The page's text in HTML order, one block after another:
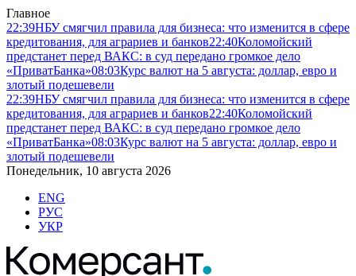
Главное
22:39НБУ смягчил правила для бизнеса: что изменится в сфере
кредитования, для аграриев и банков22:40Коломойский
предстанет перед ВАКС: в суд передано громкое дело
«ПриватБанка»08:03Курс валют на 5 августа: доллар, евро и
злотый подешевели
22:39НБУ смягчил правила для бизнеса: что изменится в сфере
кредитования, для аграриев и банков22:40Коломойский
предстанет перед ВАКС: в суд передано громкое дело
«ПриватБанка»08:03Курс валют на 5 августа: доллар, евро и
злотый подешевели
Понедельник, 10 августа 2026
ENG
РУС
УКР